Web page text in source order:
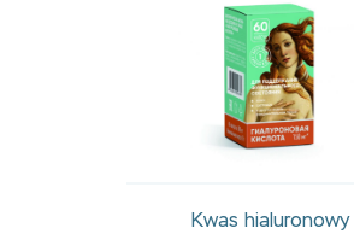
Kwas hialuronowy